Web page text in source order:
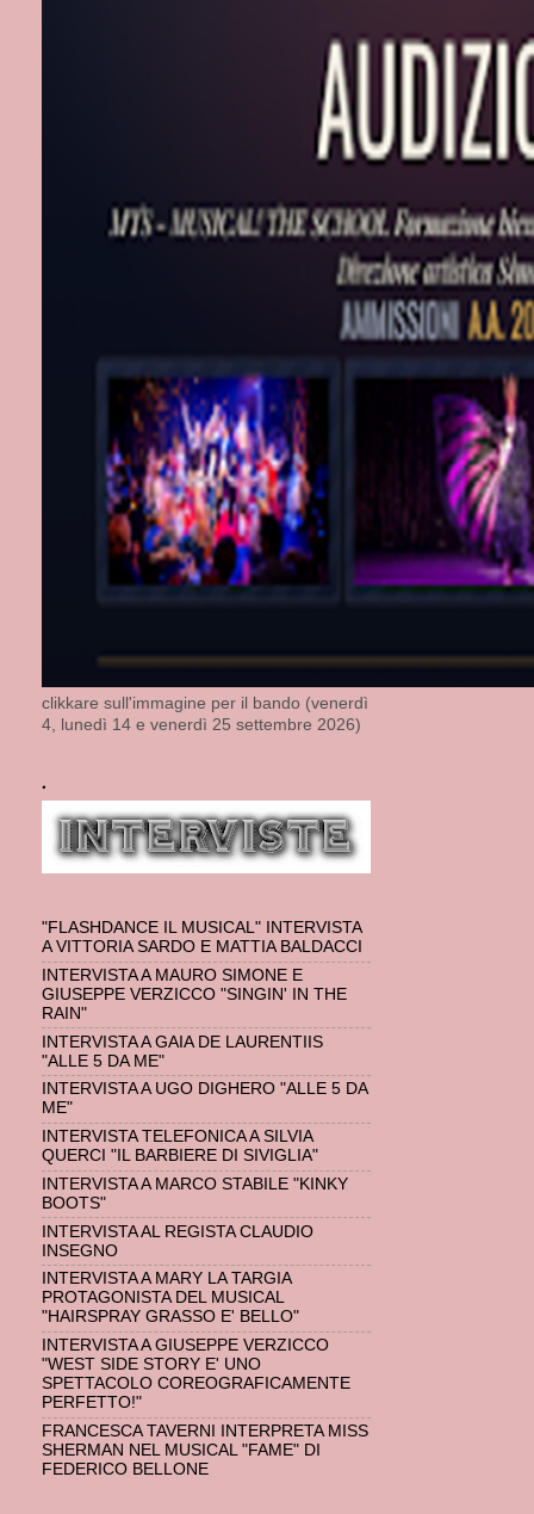
clikkare sull'immagine per il bando (venerdì
4, lunedì 14 e venerdì 25 settembre 2026)
.
"FLASHDANCE IL MUSICAL" INTERVISTA
A VITTORIA SARDO E MATTIA BALDACCI
INTERVISTA A MAURO SIMONE E
GIUSEPPE VERZICCO "SINGIN' IN THE
RAIN"
INTERVISTA A GAIA DE LAURENTIIS
"ALLE 5 DA ME"
INTERVISTA A UGO DIGHERO "ALLE 5 DA
ME"
INTERVISTA TELEFONICA A SILVIA
QUERCI "IL BARBIERE DI SIVIGLIA"
INTERVISTA A MARCO STABILE "KINKY
BOOTS"
INTERVISTA AL REGISTA CLAUDIO
INSEGNO
INTERVISTA A MARY LA TARGIA
PROTAGONISTA DEL MUSICAL
"HAIRSPRAY GRASSO E' BELLO"
INTERVISTA A GIUSEPPE VERZICCO
"WEST SIDE STORY E' UNO
SPETTACOLO COREOGRAFICAMENTE
PERFETTO!"
FRANCESCA TAVERNI INTERPRETA MISS
SHERMAN NEL MUSICAL "FAME" DI
FEDERICO BELLONE